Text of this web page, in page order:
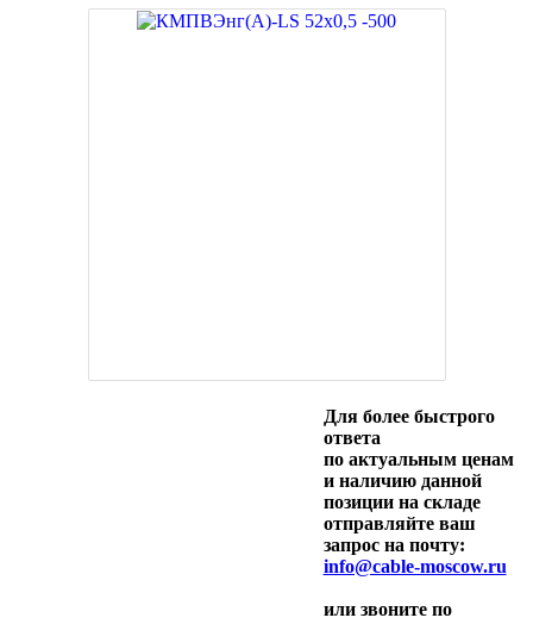
Для более быстрого
ответа
по актуальным ценам
и наличию данной
позиции на складе
отправляйте ваш
запрос на почту:
info@cable-moscow.ru
или звоните по